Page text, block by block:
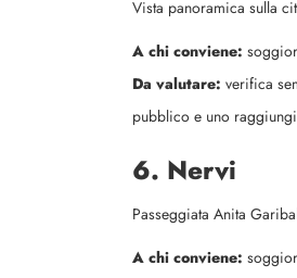
Vista panoramica sulla
A chi conviene:
Da valutare: verifica
pubblico e uno
6. Nervi
Passeggiata Anita
A chi conviene: